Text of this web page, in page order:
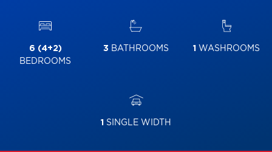
6 (4+2)
BEDROOMS
3 BATHROOMS 1 WASHROOMS
1 SINGLE WIDTH